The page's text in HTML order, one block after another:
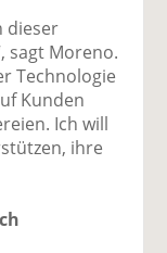
te
il
e
n
il
e
n
d
e
n
dieser
sagt Moreno.
Technologie
Kunden
Ich will
ihre